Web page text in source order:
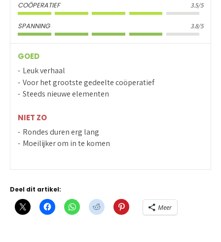
COÖPERATIEF 3.5/5
SPANNING 3.8/5
GOED
Leuk verhaal
Voor het grootste gedeelte coöperatief
Steeds nieuwe elementen
NIET ZO
Rondes duren erg lang
Moeilijker om in te komen
Deel dit artikel:
Meer